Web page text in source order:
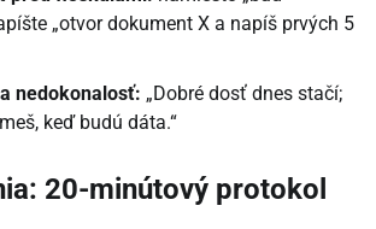
„otvor dokument X a napíš prvých 5
nedokonalosť: „Dobré dosť dnes stačí;
keď budú dáta.“
20-minútový protokol